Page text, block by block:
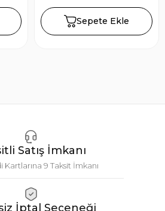
Sepete Ekle
Satış İmkanı
Kartlarına 9 Taksit İmkanı
İptal Seçeneği